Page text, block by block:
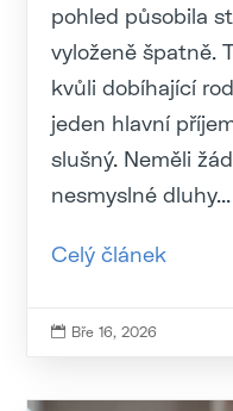
pohled působila
vyloženě špatně.
kvůli dobíhající
jeden hlavní
slušný. Neměli
nesmyslné dluhy...
Celý článek
 Bře 16, 2026